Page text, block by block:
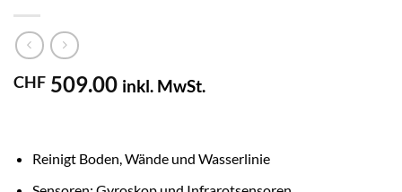
CHF 509.00 inkl. MwSt.
Reinigt Boden, Wände und Wasserlinie